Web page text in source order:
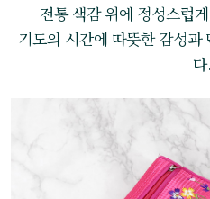
전통 색감 위에 정성스럽
기도의 시간에 따뜻한 감성과
다.